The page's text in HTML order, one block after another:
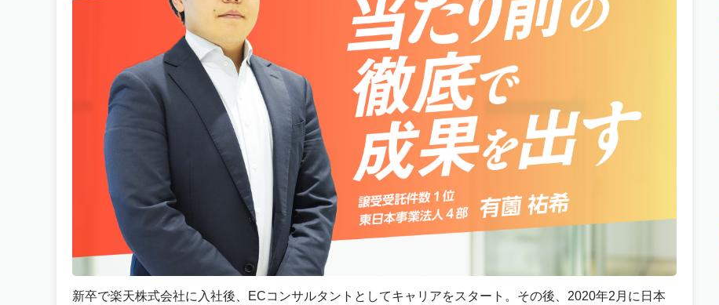
新卒で楽天株式会社に入社後、ECコンサルタントとしてキャリアをスタート。その後、2020年2月に日本